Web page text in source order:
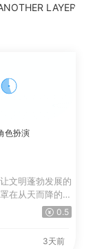
LAYER
色扮演
文明蓬勃发展的
在从天而降的
0.5
3天前